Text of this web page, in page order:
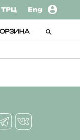
ТРЦ Eng